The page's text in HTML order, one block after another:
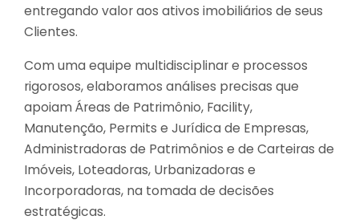
entregando valor aos ativos imobiliários de seus
Clientes.
Com uma equipe multidisciplinar e processos
rigorosos, elaboramos análises precisas que
apoiam Áreas de Patrimônio, Facility,
Manutenção, Permits e Jurídica de Empresas,
Administradoras de Patrimônios e de Carteiras de
Imóveis, Loteadoras, Urbanizadoras e
Incorporadoras, na tomada de decisões
estratégicas.